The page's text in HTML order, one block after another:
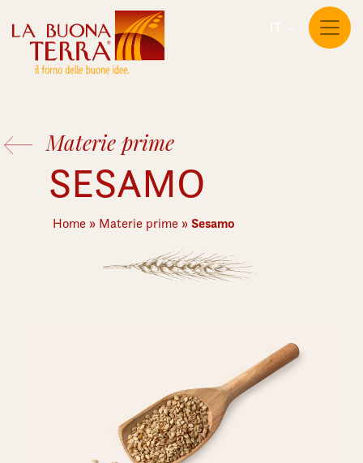
Materie prime
SESAMO
Home » Materie prime » Sesamo